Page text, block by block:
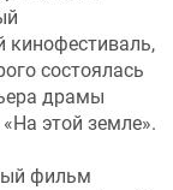
кинофестиваль,
состоялась
драмы
этой земле».
фильм